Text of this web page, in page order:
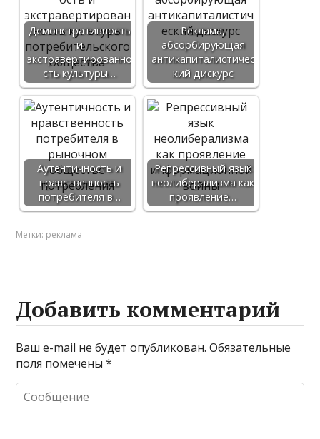
Демонстративность
и
экстравертированно
сть культуры…
Реклама,
абсорбирующая
антикапиталистичес
кий дискурс
Аутентичность и
нравственность
потребителя в…
Репрессивный язык
неолиберализма как
проявление…
Метки: реклама
Добавить комментарий
Ваш e-mail не будет опубликован. Обязательные
поля помечены*